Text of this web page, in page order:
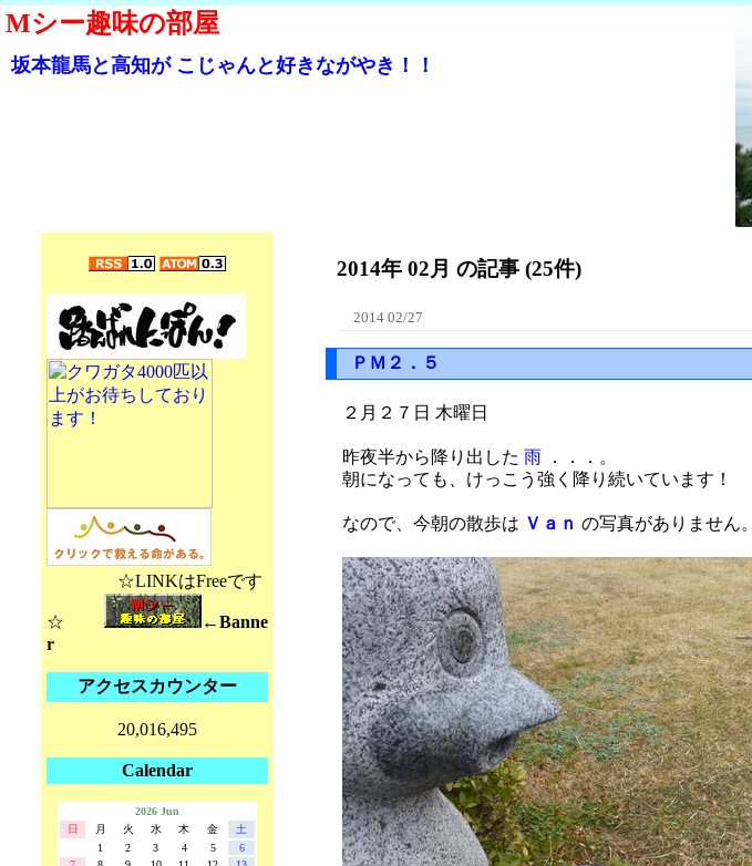
Mシー趣味の部屋
坂本龍馬と高知が こじゃんと好きながやき！！
☆LINKはFreeです
☆
←Banne
r
アクセスカウンター
20,016,495
Calendar
2026 Jun
日
月 火 水 木 金
土
1
2 3 4 5
6
2014年 02月 の記事 (25件)
2014 02/27
ＰＭ２．５
２月２７日 木曜日
昨夜半から降り出した 雨 ．．．。
朝になっても、けっこう強く降り続いています！
なので、今朝の散歩は Ｖａｎ の写真がありません。